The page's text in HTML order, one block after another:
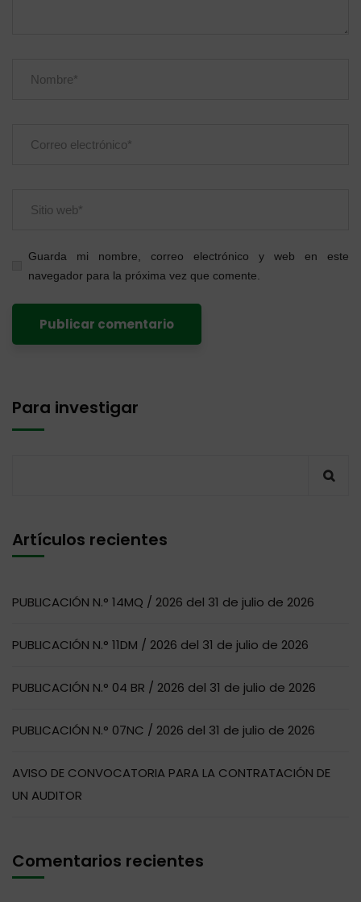
Guarda mi nombre, correo electrónico y web en este
navegador para la próxima vez que comente.
Para investigar
Artículos recientes
PUBLICACIÓN N.° 14MQ / 2026 del 31 de julio de 2026
PUBLICACIÓN N.° 11DM / 2026 del 31 de julio de 2026
PUBLICACIÓN N.° 04 BR / 2026 del 31 de julio de 2026
PUBLICACIÓN N.° 07NC / 2026 del 31 de julio de 2026
AVISO DE CONVOCATORIA PARA LA CONTRATACIÓN DE
UN AUDITOR
Comentarios recientes